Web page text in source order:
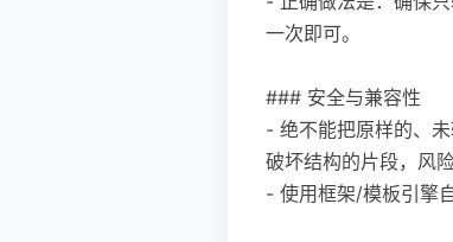
一次即可。
### 安全与兼容性
- 绝不能把原样的、
破坏结构的片段，风险
- 使用框架/模板引擎